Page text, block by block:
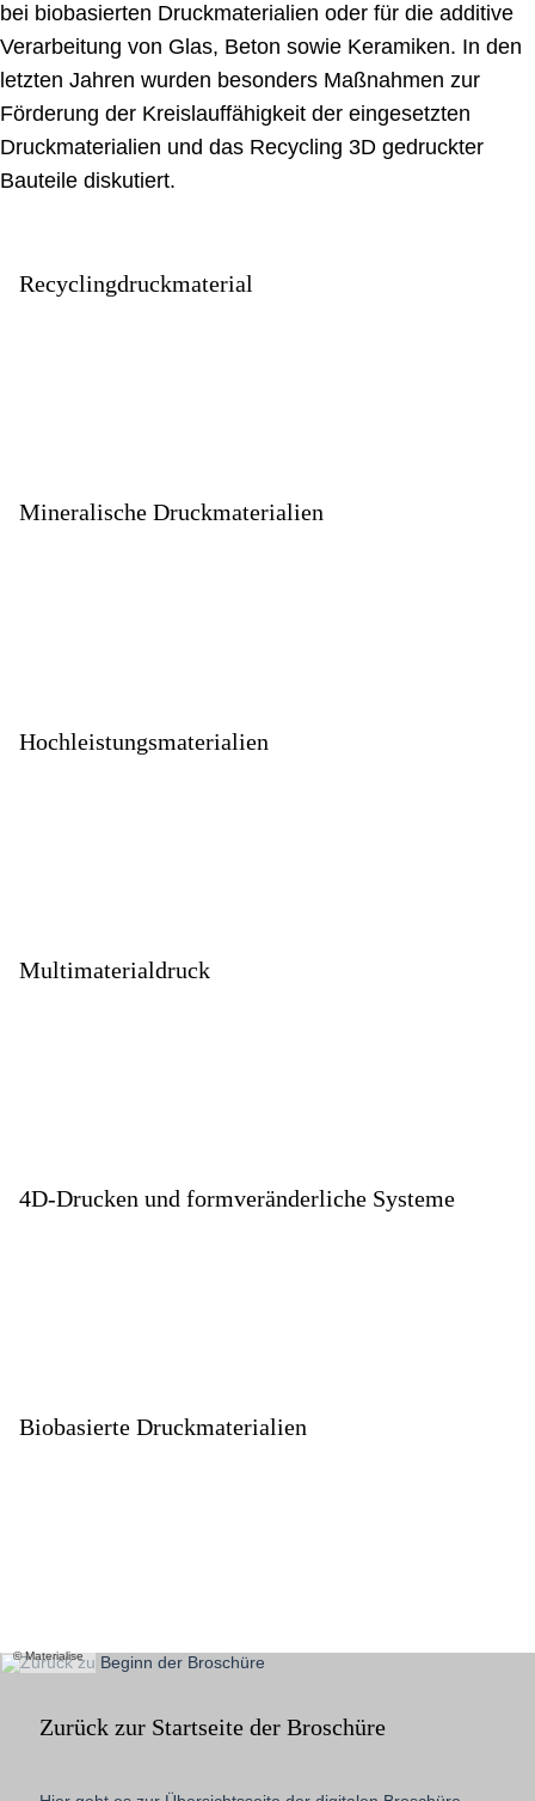
bei biobasierten Druckmaterialien oder für die additive
Verarbeitung von Glas, Beton sowie Keramiken. In den
letzten Jahren wurden besonders Maßnahmen zur
Förderung der Kreislauffähigkeit der eingesetzten
Druckmaterialien und das Recycling 3D gedruckter
Bauteile diskutiert.
Recyclingdruckmaterial
Mineralische Druckmaterialien
Hochleistungsmaterialien
Multimaterialdruck
4D-Drucken und formveränderliche Systeme
Biobasierte Druckmaterialien
Materialise
Zurück zur Startseite der Broschüre